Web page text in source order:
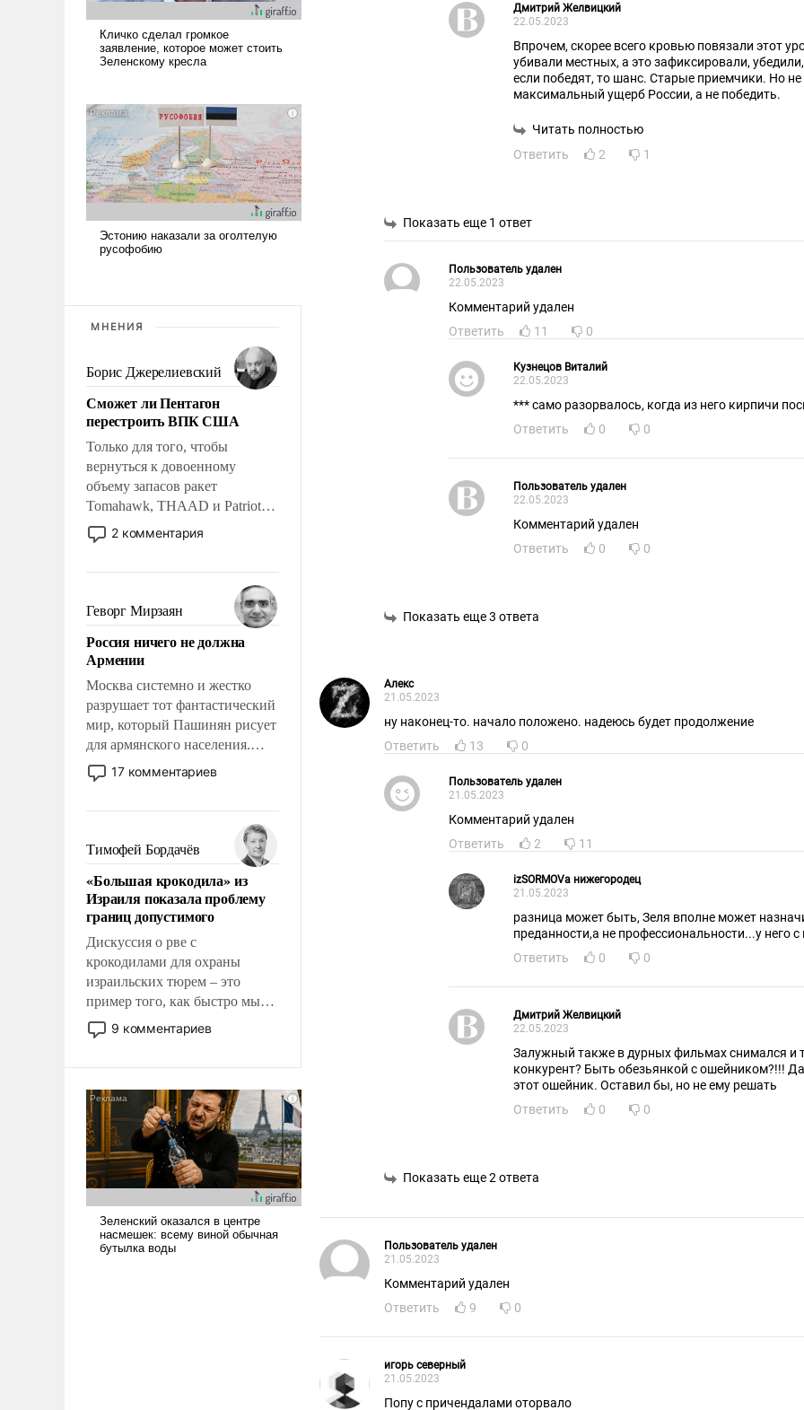
МНЕНИЯ
Борис Джерелиевский
Сможет ли Пентагон
перестроить ВПК США
Только для того, чтобы
вернуться к довоенному
объему запасов ракет
Tomahawk, THAAD и Patriot
США потребуется более трех
лет. Даже небольшая война с
Сложившаяся ситуация
означает многолетний период
уязвимости США, например,
перед Китаем.
2 комментария
Геворг Мирзаян
Россия ничего не должна
Армении
Москва системно и жестко
разрушает тот фантастический
мир, который Пашинян рисует
для армянского населения.
Мир, где политические
прожекты будут безусловно
налогоплательщиков и где
Еревану за свои поступки не
нужно отвечать.
17 комментариев
Тимофей Бордачёв
«Большая крокодила» из
Израиля показала проблему
границ допустимого
Дискуссия о рве с
крокодилами для охраны
израильских тюрем – это
пример того, как быстро мы
двигаемся по пути
революционных изменений.
псевдонаучной фантастики,
стало всерьез обсуждаемой
идеей.
9 комментариев
Дмитрий Желвицкий
22.05.2023
Впрочем, скорее всего кровью повязали этот
убивали местных, а это зафиксировали,
если победят, то шанс. Старые приемчики. Но
максимальный ущерб России, а не победить.
Читать полностью
Ответить
2 1
Показать еще 1 ответ
Пользователь удален
22.05.2023
Комментарий удален
Ответить
11 0
Кузнецов Виталий
22.05.2023
*** само разорвалось, когда из него кирпичи
Ответить
0 0
Пользователь удален
22.05.2023
Комментарий удален
Ответить
0 0
Показать еще 3 ответа
Алекс
21.05.2023
ну наконец-то. начало положено. надеюсь будет продолжение
Ответить
13 0
Пользователь удален
21.05.2023
Комментарий удален
Ответить
2 11
izSORMOVa нижегородец
21.05.2023
разница может быть, Зеля вполне может
преданности,а не профессиональности...у него
Ответить
0 0
Дмитрий Желвицкий
22.05.2023
Залужный также в дурных фильмах снимался и
конкурент? Быть обезьянкой с ошейником?!!!
этот ошейник. Оставил бы, но не ему решать
Ответить
0 0
Показать еще 2 ответа
Пользователь удален
21.05.2023
Комментарий удален
Ответить
9 0
игорь северный
21.05.2023
Попу с причендалами оторвало